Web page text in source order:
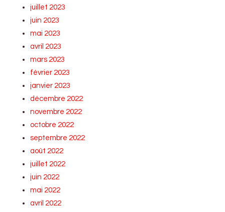
juillet 2023
juin 2023
mai 2023
avril 2023
mars 2023
février 2023
janvier 2023
décembre 2022
novembre 2022
octobre 2022
septembre 2022
août 2022
juillet 2022
juin 2022
mai 2022
avril 2022